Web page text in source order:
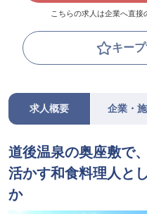
こちらの求人は企業へ直接
キー
求人概要 企業・
道後温泉の奥座敷で
活かす和食料理人と
か